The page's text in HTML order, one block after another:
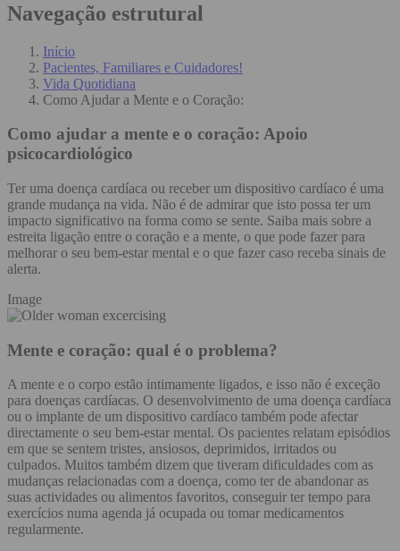
Navegação estrutural
Início
Pacientes, Familiares e Cuidadores!
Vida Quotidiana
Como Ajudar a Mente e o Coração:
Como ajudar a mente e o coração: Apoio
psicocardiológico
Ter uma doença cardíaca ou receber um dispositivo cardíaco é uma
grande mudança na vida. Não é de admirar que isto possa ter um
impacto significativo na forma como se sente. Saiba mais sobre a
estreita ligação entre o coração e a mente, o que pode fazer para
melhorar o seu bem-estar mental e o que fazer caso receba sinais de
alerta.
Image
Mente e coração: qual é o problema?
A mente e o corpo estão intimamente ligados, e isso não é exceção
para doenças cardíacas. O desenvolvimento de uma doença cardíaca
ou o implante de um dispositivo cardíaco também pode afectar
directamente o seu bem-estar mental. Os pacientes relatam episódios
em que se sentem tristes, ansiosos, deprimidos, irritados ou
culpados. Muitos também dizem que tiveram dificuldades com as
mudanças relacionadas com a doença, como ter de abandonar as
suas actividades ou alimentos favoritos, conseguir ter tempo para
exercícios numa agenda já ocupada ou tomar medicamentos
regularmente.